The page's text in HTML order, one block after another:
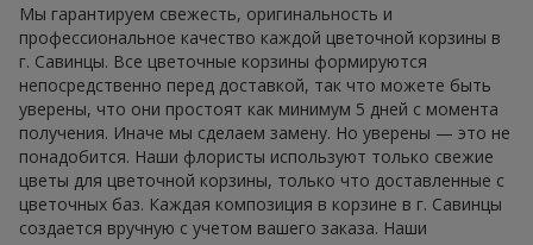
Мы гарантируем свежесть, оригинальность и
профессиональное качество каждой цветочной корзины в
г. Савинцы. Все цветочные корзины формируются
непосредственно перед доставкой, так что можете быть
уверены, что они простоят как минимум 5 дней с момента
получения. Иначе мы сделаем замену. Но уверены — это не
понадобится. Наши флористы используют только свежие
цветы для цветочной корзины, только что доставленные с
цветочных баз. Каждая композиция в корзине в г. Савинцы
создается вручную с учетом вашего заказа. Наши